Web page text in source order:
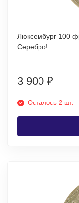
Люксембург 100
Серебро!
3 900 ₽
Осталось 2 шт.